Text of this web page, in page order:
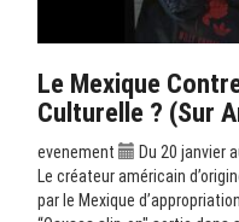
Le Mexique
Culturelle ? (sur
evenement
Du 20 janvier
Le créateur américain
par le Mexique